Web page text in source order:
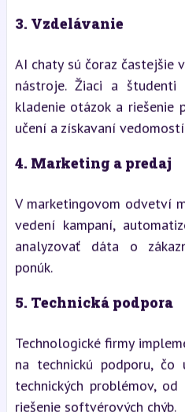
3. Vzdelávanie
AI chaty sú čoraz častejšie
nástroje. Žiaci a študenti
kladenie otázok a riešenie
učení a získavaní
4. Marketing a predaj
V marketingovom odvetví
vedení kampaní,
analyzovať dáta o
ponúk.
5. Technická podpora
Technologické firmy
na technickú podporu, čo
technických problémov,
riešenie softvérových chýb.